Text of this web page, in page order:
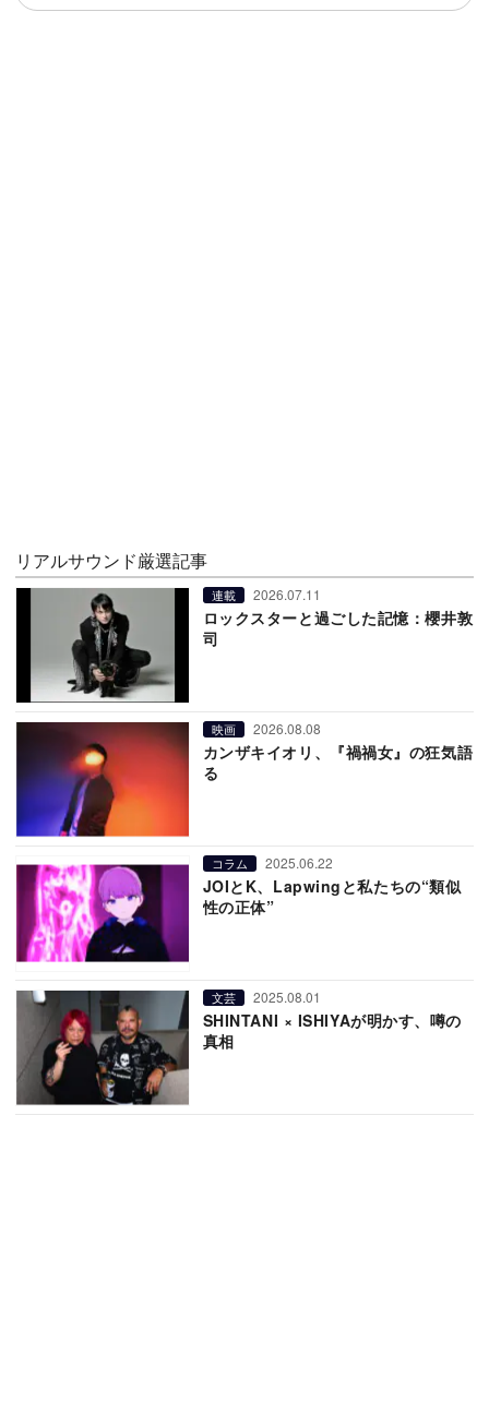
リアルサウンド厳選記事
連載 2026.07.11
ロックスターと過ごした記憶：櫻井敦
司
映画 2026.08.08
カンザキイオリ、『禍禍女』の狂気語
る
コラム 2025.06.22
JOIとK、Lapwingと私たちの“類似
性の正体”
文芸 2025.08.01
SHINTANI × ISHIYAが明かす、噂の
真相